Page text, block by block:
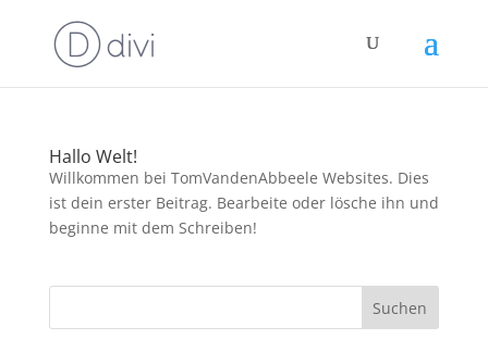
Hallo Welt!
Willkommen bei TomVandenAbbeele Websites. Dies
ist dein erster Beitrag. Bearbeite oder lösche ihn und
beginne mit dem Schreiben!
Suchen